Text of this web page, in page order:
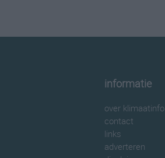
informatie
over klimaatinfo
contact
links
adverteren